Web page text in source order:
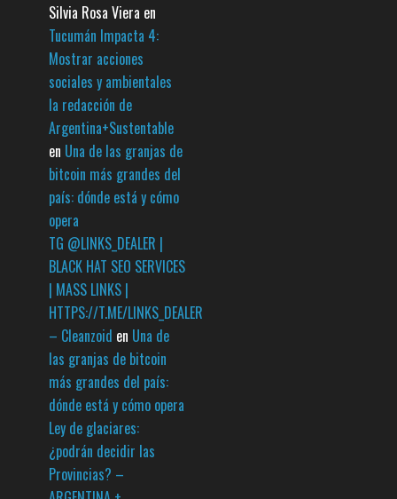
Silvia Rosa Viera en
Tucumán Impacta 4:
Mostrar acciones
sociales y ambientales
la redacción de
Argentina+Sustentable
en Una de las granjas de
bitcoin más grandes del
país: dónde está y cómo
opera
TG @LINKS_DEALER |
BLACK HAT SEO SERVICES
| MASS LINKS |
HTTPS://T.ME/LINKS_DEALER
– Cleanzoid en Una de
las granjas de bitcoin
más grandes del país:
dónde está y cómo opera
Ley de glaciares:
¿podrán decidir las
Provincias? –